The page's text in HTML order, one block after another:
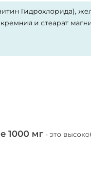
Гидрохлорида),
и стеарат
1000 мг - это